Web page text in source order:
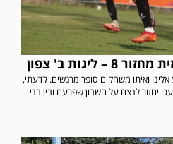
ליגות ב' צפון
אלינו ואיתו משחקים סופר מרגשים. לדעתי,
יחזור לנצח על חשבון שפרעם ובין בני